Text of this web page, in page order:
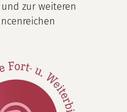
zur weiteren